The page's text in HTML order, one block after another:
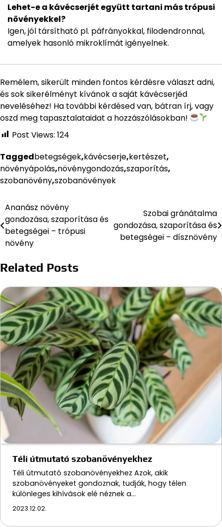
Lehet-e a kávécserjét együtt tartani más trópusi
növényekkel?
Igen, jól társítható pl. páfrányokkal, filodendronnal,
amelyek hasonló mikroklímát igényelnek.
Remélem, sikerült minden fontos kérdésre választ adni,
és sok sikerélményt kívánok a saját kávécserjéd
neveléséhez! Ha további kérdésed van, bátran írj, vagy
oszd meg tapasztalataidat a hozzászólásokban!
Post Views: 124
Taggedbetegségek,kávécserje,kertészet,
növényápolás,növénygondozás,szaporítás,
szobanövény,szobanövények
Bejegyzés
navigáció
Ananász növény
gondozása, szaporítása és
betegségei – trópusi
növény
Szobai gránátalma
gondozása, szaporítása és
betegségei – dísznövény
Related Posts
Téli útmutató szobanövényekhez
Téli útmutató szobanövényekhez Azok, akik
szobanövényeket gondoznak, tudják, hogy télen
különleges kihívások elé néznek a…
2023.12.02.